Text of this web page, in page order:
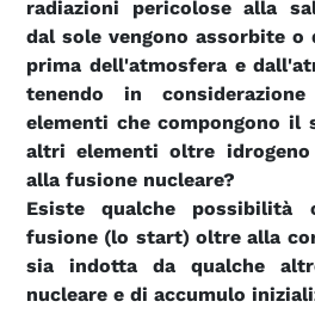
radiazioni pericolose alla
dal sole vengono assorbite o
prima dell'atmosfera e
tenendo in
elementi che compongono il
altri elementi oltre
alla fusione nucleare?
Esiste qualche possibilità
fusione (lo start) oltre alla
sia indotta da qualche
nucleare e di accumulo